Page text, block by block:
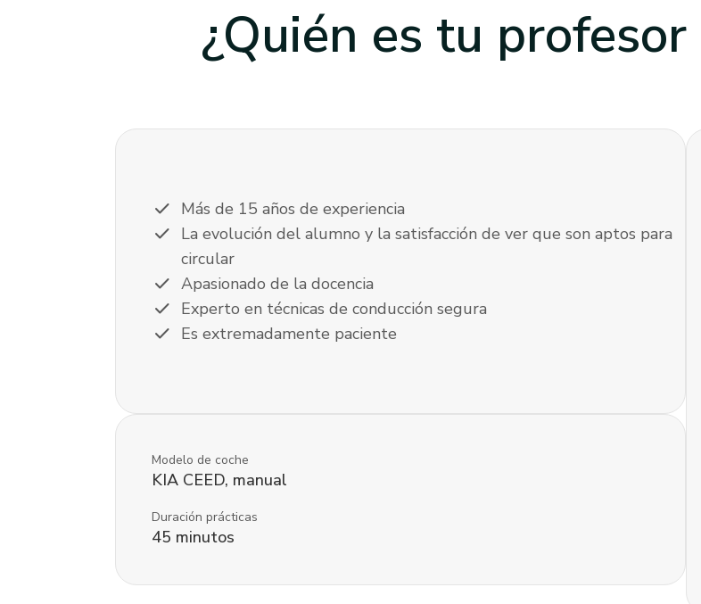
¿Quién es tu profesor
check Más de 15 años de experiencia
check La evolución del alumno y la satisfacción de ver que son aptos para
circular
check Apasionado de la docencia
check Experto en técnicas de conducción segura
check Es extremadamente paciente
Modelo de coche
KIA CEED, manual
Duración prácticas
45 minutos